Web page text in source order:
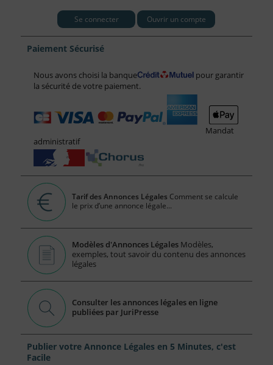
Se connecter Ouvrir un compte
Paiement Sécurisé
Nous avons choisi la banque
pour garantir
la sécurité de votre paiement.
Mandat
administratif
Tarif des Annonces Légales Comment se calcule
le prix d’une annonce légale...
Modèles d'Annonces Légales Modèles,
exemples, tout savoir du contenu des annonces
légales
Consulter les annonces légales en ligne
publiées par JuriPresse
Publier votre Annonce Légales en 5 Minutes, c'est
Facile